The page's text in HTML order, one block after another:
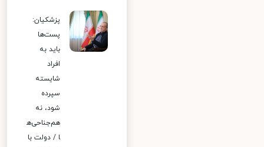
پزشکیان:
پست‌ها
باید به
افراد
شایسته
سپرده
شود، نه
هم‌جناحی‌ه
ا / دولت با